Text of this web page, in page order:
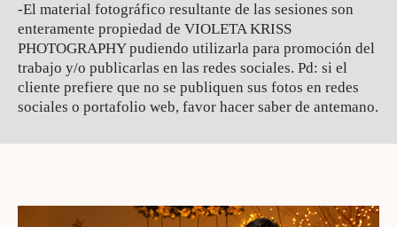
-El material fotográfico resultante de las sesiones son
enteramente propiedad de VIOLETA KRISS
PHOTOGRAPHY pudiendo utilizarla para promoción del
trabajo y/o publicarlas en las redes sociales. Pd: si el
cliente prefiere que no se publiquen sus fotos en redes
sociales o portafolio web, favor hacer saber de antemano.